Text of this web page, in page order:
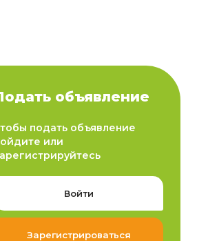
объявление
подать объявление
или
Войти
Зарегистрироваться